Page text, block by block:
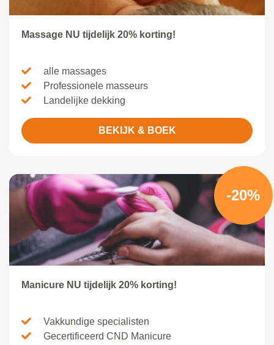
Massage NU tijdelijk 20% korting!
alle massages
Professionele masseurs
Landelijke dekking
BEKIJK & BOEK
-20%
Manicure NU tijdelijk 20% korting!
Vakkundige specialisten
Gecertificeerd CND Manicure